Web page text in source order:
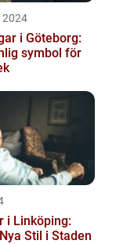
2024
i Göteborg:
symbol för
i Linköping:
Stil i Staden